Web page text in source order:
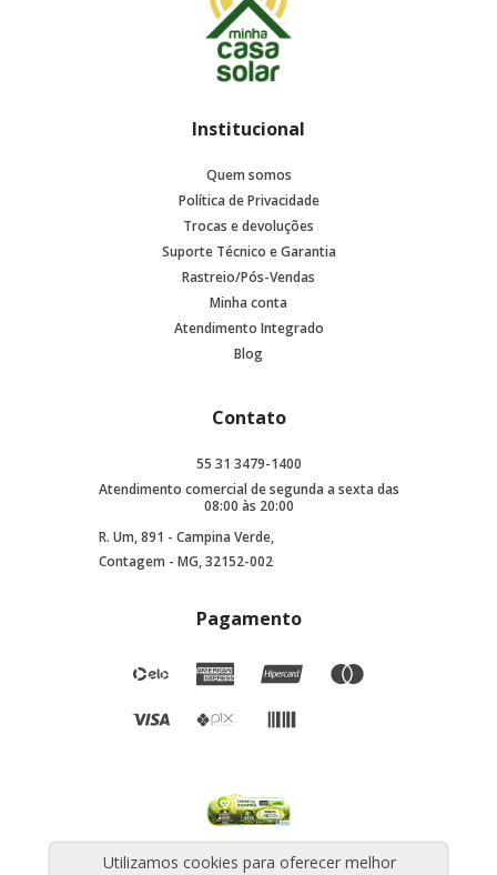
Institucional
Quem somos
Política de Privacidade
Trocas e devoluções
Suporte Técnico e Garantia
Rastreio/Pós-Vendas
Minha conta
Atendimento Integrado
Blog
Contato
55 31 3479-1400
Atendimento comercial de segunda a sexta das
08:00 às 20:00
R. Um, 891 - Campina Verde,
Contagem - MG, 32152-002
Pagamento
Utilizamos cookies para oferecer melhor